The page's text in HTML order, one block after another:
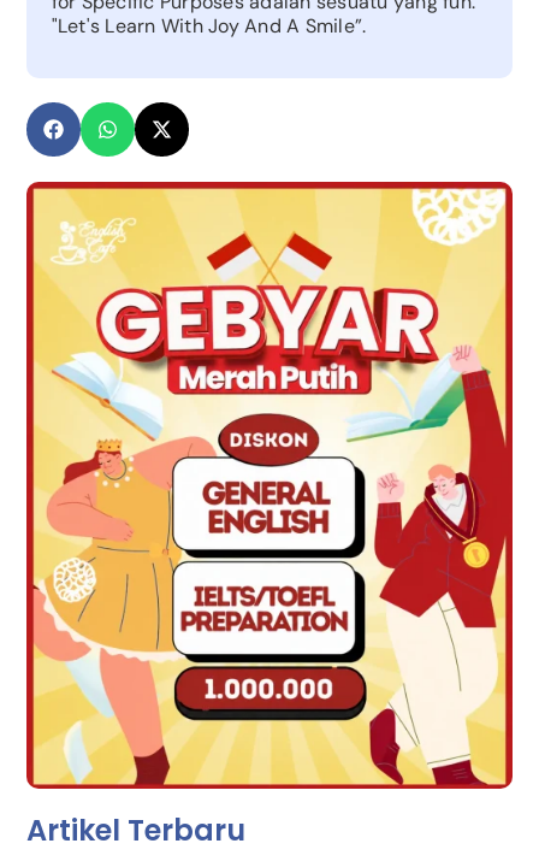
"Let's Learn With Joy And A Smile”.
Artikel Terbaru